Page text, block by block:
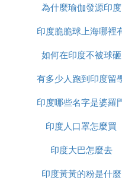
有了宗教的加持，在
寶，即使是排泄物也被
所以牛尿就被看作是包
度人不僅把牛尿製成葯
餅，在屠妖節上點燃牛
能夠洗滌自己的靈魂
戰」，甚至將牛糞浸入
繁榮，並且5天內都不
中，如牙膏、肥皂、
為什麼瑜伽發源印度
印度脆脆球上海哪裡
如何在印度不被球砸
有多少人跑到印度留
印度哪些名字是婆羅
種姓
印度人口罩怎麼買
印度大巴怎麼去
印度黃黃的粉是什麼